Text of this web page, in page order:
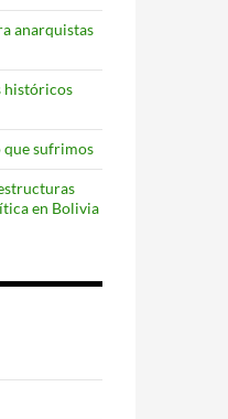
anarquistas
históricos
que sufrimos
en Bolivia